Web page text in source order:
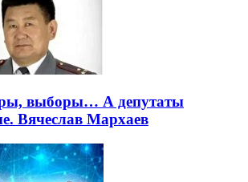
выборы… А депутаты
Вячеслав Мархаев